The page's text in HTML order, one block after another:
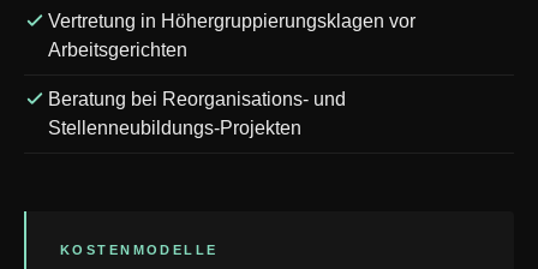
Vertretung in Höhergruppierungsklagen vor
Arbeitsgerichten
Beratung bei Reorganisations- und
Stellenneubildungs-Projekten
KOSTENMODELLE